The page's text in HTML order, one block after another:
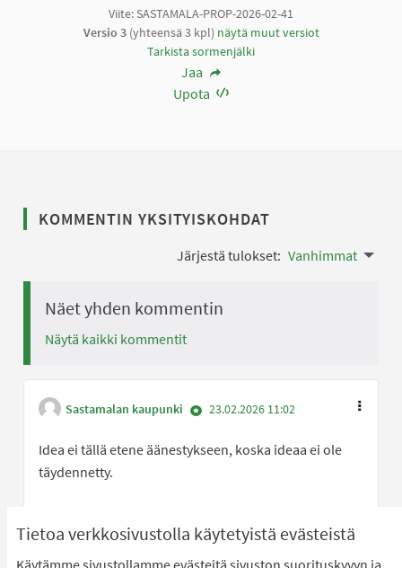
Tietoa verkkosivustolla käytetyistä evästeistä
Viite: SASTAMALA-PROP-2026-02-41
Versio 3(yhteensä 3 kpl) näytä muut versiot
Tarkista sormenjälki
Jaa
Upota
KOMMENTIN YKSITYISKOHDAT
Järjestä tulokset: Vanhimmat
Näet yhden kommentin
Näytä kaikki kommentit
Sastamalan kaupunki 23.02.2026 11:02
Idea ei tällä etene äänestykseen, koska ideaa ei ole
täydennetty.
Olen samaa
0 Olen eri